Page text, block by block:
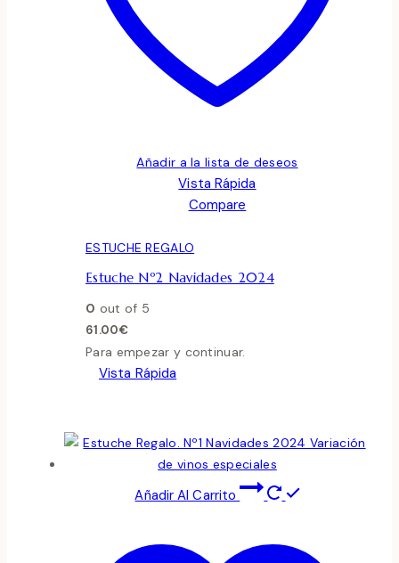
Añadir a la lista de deseos
Vista Rápida
Compare
ESTUCHE REGALO
Estuche Nº2 Navidades 2024
0 out of 5
61.00€
Para empezar y continuar.
Vista Rápida
Añadir Al Carrito